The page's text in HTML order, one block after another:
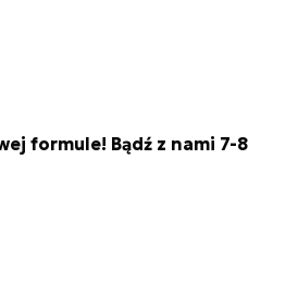
formule! Bądź z nami 7-8